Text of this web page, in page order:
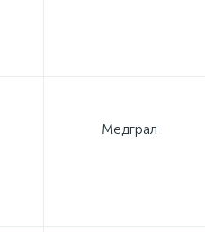
Медграл